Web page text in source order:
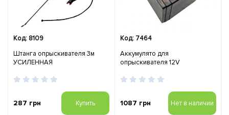
Код: 8109
Штанга опрыскивателя 3м
УСИЛЕННАЯ
287 грн Купить
Код: 7464
Аккумулято для
опрыскивателя 12V
1087 грн Нет в наличии